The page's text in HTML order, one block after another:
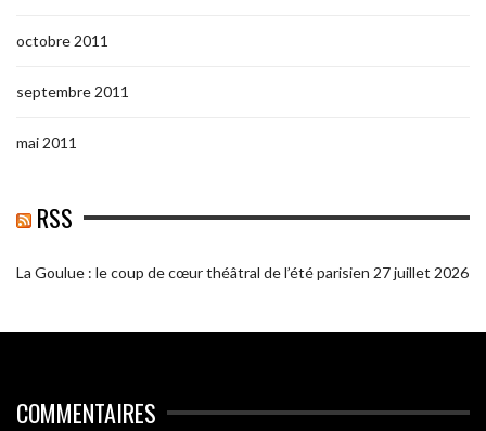
octobre 2011
septembre 2011
mai 2011
RSS
La Goulue : le coup de cœur théâtral de l’été parisien 27 juillet 2026
COMMENTAIRES